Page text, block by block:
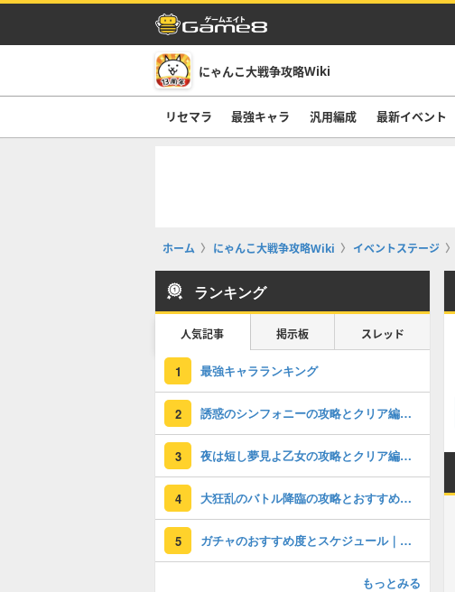
にゃんこ大戦争攻略Wiki
リセマラ 最強キャラ 汎用編成 最新イベント
ホーム にゃんこ大戦争攻略Wiki イベントステージ
ランキング
人気記事 掲示板 スレッド
1 最強キャラランキング
2 誘惑のシンフォニーの攻略とクリア編成｜アビスステージ対応
3 夜は短し夢見よ乙女の攻略とクリア編成｜アビスステージ対応
4 大狂乱のバトル降臨の攻略とおすすめキャラ｜最凶戦士
5 ガチャのおすすめ度とスケジュール｜今引くべきガチャ
もっとみる